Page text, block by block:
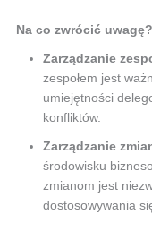
Na co zwrócić uwagę?
Zarządzanie
zespołem jest
umiejętności
konfliktów.
Zarządzanie
środowisku
zmianom jest
dostosowywania